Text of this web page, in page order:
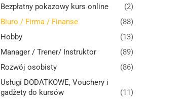
Bezpłatny pokazowy kurs online
(2)
Biuro / Firma / Finanse
(88)
Hobby
(13)
Manager / Trener/ Instruktor
(89)
Rozwój osobisty
(86)
Usługi DODATKOWE, Vouchery i
gadżety do kursów
(11)